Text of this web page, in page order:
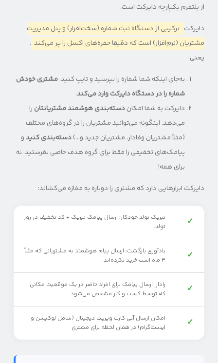
از پلتفرم یکپارچه دایرکت است.
دایرکت
ترکیبی از دستگاه ثبت شماره (سخت‌افزار) و پنل مدیریت
مشتریان (نرم‌افزار) است که دقیقا حفره‌های اکسل را پر می‌کند
یعنی:
به‌جای اینکه شما شماره را بپرسید و تایپ کنید،مشتری خودش
شماره را در دستگاه دایرکت وارد می‌کند.
دایرکت به شما امکاندسته‌بندی هوشمند مشتریانتانرا
می‌دهد. اینگونه می‌توانید مشتریان را در گروه‌های مختلف
(مثلاً مشتریان وفادار، مشتریان جدید و…)دسته‌بندی کنیدو
پیامک‌های تخفیفی را فقط برای گروه هدف خاصی بفرستید، نه
برای همه!
دایرکت ابزارهایی دارد که مشتری را دوباره به مغازه می‌کشاند:
✓
تبریک تولد خودکار: ارسال پیامک تبریک + کد تخفیف در روز
تولد.
✓
یادآوری بازگشت: ارسال پیام هوشمند به مشتریانی که مثلاً
۳ ماه است خرید نکرده‌اند.
✓
رادار: ارسال پیامک برای افراد حاضر در یک موقعیت مکانی
که توسط کسب و کار مشخص می‌شود.
✓
امکان ارسال آنی کارت ویزیت دیجیتال (شامل لوکیشن و
اینستاگرام) در همان لحظه برای مشتری